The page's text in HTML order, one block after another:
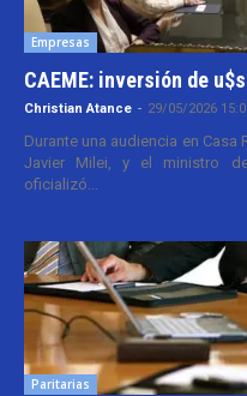
Empresas
CAEME: inversión de
Christian Atance - 29/05/2026
Durante una audiencia en
Javier Milei, y el ministro
oficializó...
Paritarias